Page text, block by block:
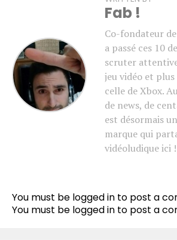
Fab !
Co-fondateur
a passé ces 10
scruter
jeu vidéo et
celle de Xbox.
de news, de
est désormais
marque qui
vidéoludique ici !
You must be logged in to post a
You must be logged in to post a